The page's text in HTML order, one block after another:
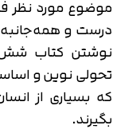
موضوع مورد نظر
درست و همه‌جانبه
نوشتن کتاب شش
تحولی نوین و
که بسیاری از
بگیرند.